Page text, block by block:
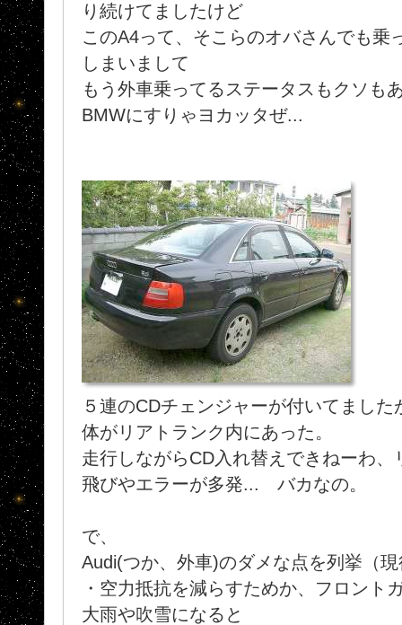
り続けてましたけど
このA4って、そこらのオバさんでも乗
しまいまして
もう外車乗ってるステータスもクソも
BMWにすりゃヨカッタぜ...
５連のCDチェンジャーが付いてまし
体がリアトランク内にあった。
走行しながらCD入れ替えできねーわ
飛びやエラーが多発... バカなの。
で、
Audi(つか、外車)のダメな点を列挙（
・空力抵抗を減らすためか、フロント
大雨や吹雪になると